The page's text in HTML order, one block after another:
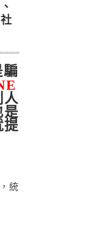
騙
人
是
提
統